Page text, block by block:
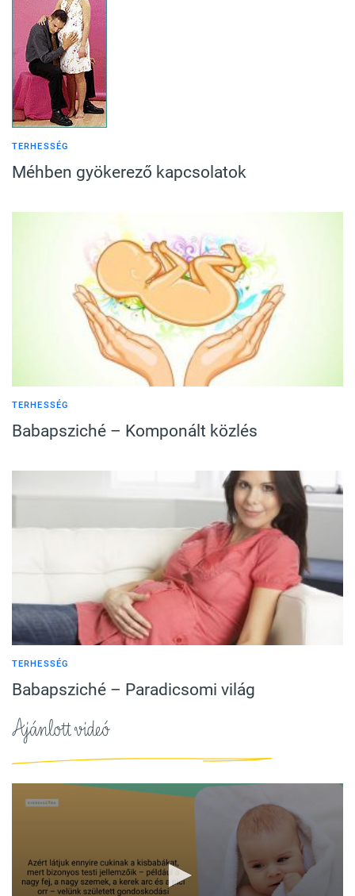
TERHESSÉG
Méhben gyökerező kapcsolatok
TERHESSÉG
Babapsziché – Komponált közlés
TERHESSÉG
Babapsziché – Paradicsomi világ
Ajánlott videó